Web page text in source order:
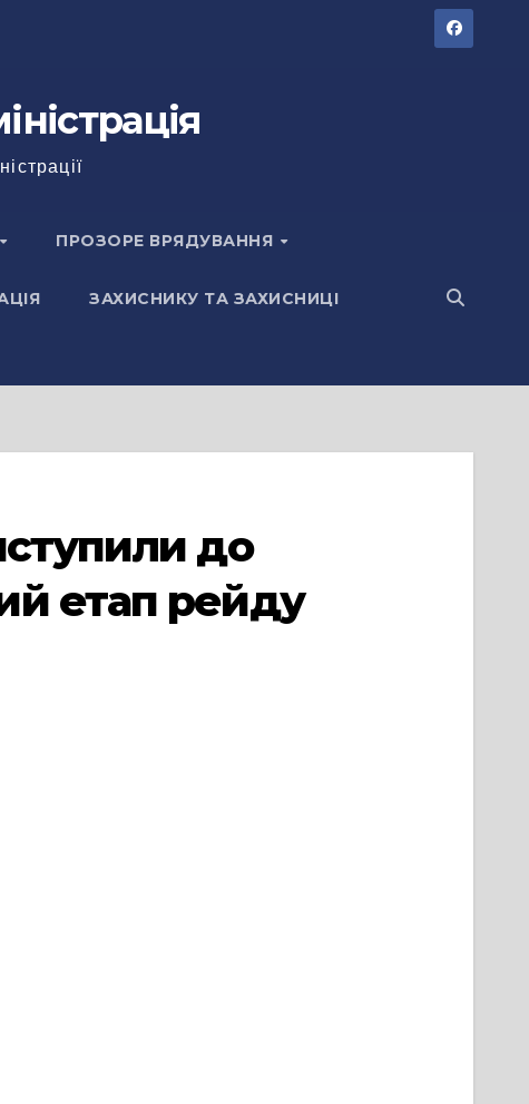
ПРОЗОРЕ ВРЯДУВАННЯ
ЗАХИСНИКУ ТА ЗАХИСНИЦІ
до
етап рейду